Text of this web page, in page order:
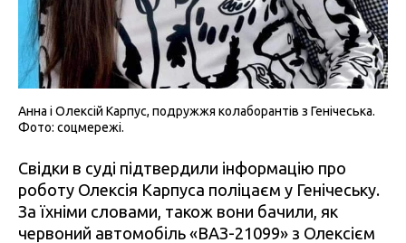
Анна і Олексій Карпус, подружжя колаборантів з Генічеська.
Фото: соцмережі.
Свідки в суді підтвердили інформацію про
роботу Олексія Карпуса поліцаєм у Генічеську.
За їхніми словами, також вони бачили, як
червоний автомобіль «ВАЗ-21099» з Олексієм